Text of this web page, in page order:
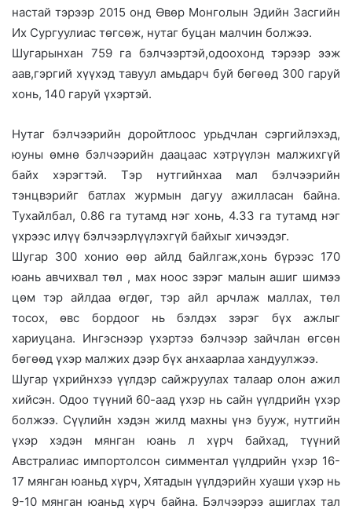
настай тэрээр 2015 онд Өвөр Монголын Эдийн Засгийн
Их Сургуулиас төгсөж, нутаг буцан малчин болжээ.
Шугарынхан 759 га бэлчээртэй,одоохонд тэрээр ээж
аав,гэргий хүүхэд тавуул амьдарч буй бөгөөд 300 гаруй
хонь, 140 гаруй үхэртэй.
Нутаг бэлчээрийн доройтлоос урьдчлан сэргийлэхэд,
юуны өмнө бэлчээрийн даацаас хэтрүүлэн малжихгүй
байх хэрэгтэй. Тэр нутгийнхаа мал бэлчээрийн
тэнцвэрийг батлах журмын дагуу ажилласан байна.
Тухайлбал, 0.86 га тутамд нэг хонь, 4.33 га тутамд нэг
үхрээс илүү бэлчээрлүүлэхгүй байхыг хичээдэг.
Шугар 300 хонио өөр айлд байлгаж,хонь бүрээс 170
юань авчихвал төл , мах ноос зэрэг малын ашиг шимээ
цөм тэр айлдаа өгдөг, тэр айл арчлаж маллах, төл
тосох, өвс бордоог нь бэлдэх зэрэг бүх ажлыг
хариуцана. Ингэснээр үхэртээ бэлчээр зайчлан өгсөн
бөгөөд үхэр малжих дээр бүх анхаарлаа хандуулжээ.
Шугар үхрийнхээ үүлдэр сайжруулах талаар олон ажил
хийсэн. Одоо түүний 60-аад үхэр нь сайн үүлдрийн үхэр
болжээ. Сүүлийн хэдэн жилд махны үнэ бууж, нутгийн
үхэр хэдэн мянган юань л хүрч байхад, түүний
Австралиас импортолсон симментал үүлдрийн үхэр 16-
17 мянган юаньд хүрч, Хятадын үүлдэрийн хуаши үхэр нь
9-10 мянган юаньд хүрч байна. Бэлчээрээ ашиглах тал